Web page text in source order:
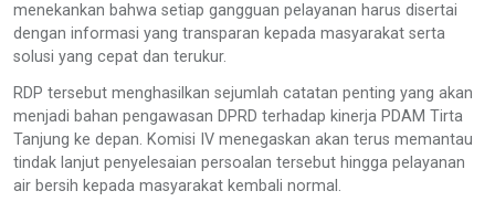
menekankan bahwa setiap gangguan pelayanan harus disertai
dengan informasi yang transparan kepada masyarakat serta
solusi yang cepat dan terukur.
RDP tersebut menghasilkan sejumlah catatan penting yang akan
menjadi bahan pengawasan DPRD terhadap kinerja PDAM Tirta
Tanjung ke depan. Komisi IV menegaskan akan terus memantau
tindak lanjut penyelesaian persoalan tersebut hingga pelayanan
air bersih kepada masyarakat kembali normal.